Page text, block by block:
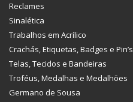
Reclames
Sinalética
Trabalhos em Acrílico
Crachás, Etiquetas, Badges e Pin’s
Telas, Tecidos e Bandeiras
Troféus, Medalhas e Medalhões
Germano de Sousa